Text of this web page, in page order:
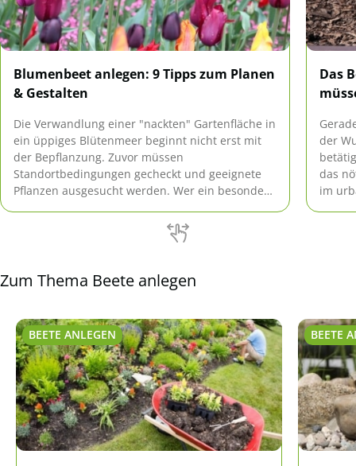
Blumenbeet anlegen: 9 Tipps zum Planen
& Gestalten
Die Verwandlung einer "nackten" Gartenfläche in
ein üppiges Blütenmeer beginnt nicht erst mit
der Bepflanzung. Zuvor müssen
Standortbedingungen gecheckt und geeignete
Pflanzen ausgesucht werden. Wer ein besonders
Anlegen auch eine Prise Kreativität einfließen
Das
der
das
im
Zum Thema Beete anlegen
BEETE ANLEGEN BEETE